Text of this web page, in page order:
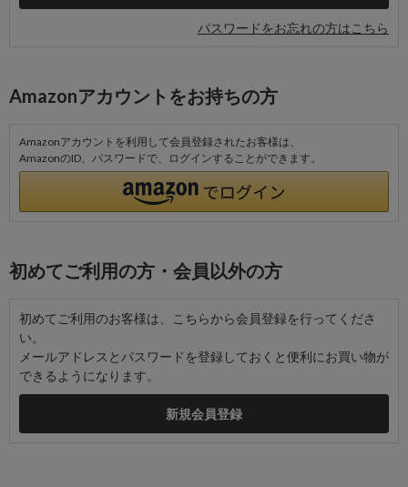
パスワードをお忘れの方はこちら
Amazonアカウントをお持ちの方
Amazonアカウントを利用して会員登録されたお客様は、
AmazonのID、パスワードで、ログインすることができます。
初めてご利用の方・会員以外の方
初めてご利用のお客様は、こちらから会員登録を行ってくださ
い。
メールアドレスとパスワードを登録しておくと便利にお買い物が
できるようになります。